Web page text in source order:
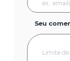
Seu